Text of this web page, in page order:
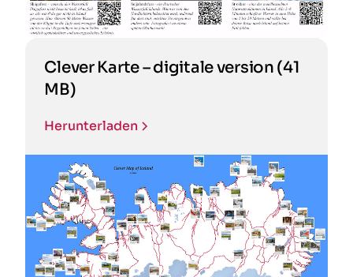
Clever Karte – digitale version (41
MB)
Herunterladen